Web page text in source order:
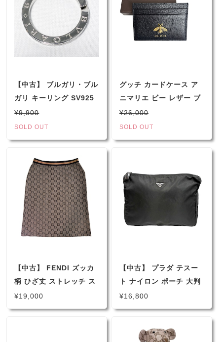
【中古】 ブルガリ・ブル
ガリ キーリング SV925
スターリングシルバー
¥9,900
SOLD OUT
グッチ カードケース ア
ニマリエ ビー レザー ブ
ラック GUCCI 蜂
523685/2091 （4379）
¥26,000
SOLD OUT
【中古】 FENDI ズッカ
柄 ひざ丈 ストレッチ ス
カート ブラウン 40 （M
相当） フェンディ
¥19,000
【中古】 プラダ テスー
ト ナイロン ポーチ 大判
トライアングルロゴ ナイ
ロンポーチ ブラック
¥16,800